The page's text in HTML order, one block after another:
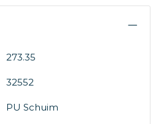
273.35
32552
PU Schuim